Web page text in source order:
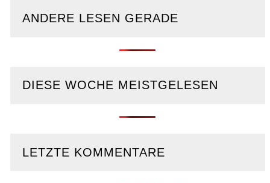
ANDERE LESEN GERADE
DIESE WOCHE MEISTGELESEN
LETZTE KOMMENTARE